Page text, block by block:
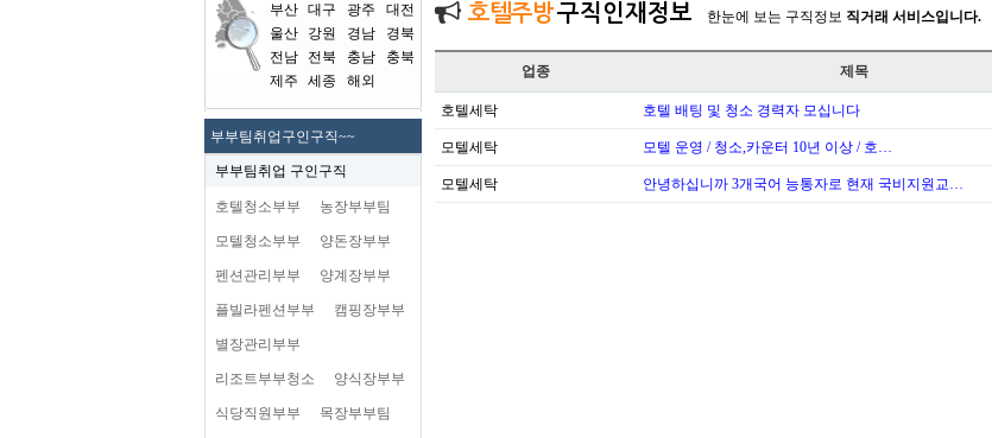
부산 대구 광주
대전
울산
강원 경남
경북
전남
전북 충남
충북
제주
세종 해외
부부팀취업구인구직~~
부부팀취업 구인구직
호텔청소부부 농장부부팀
모텔청소부부 양돈장부부
펜션관리부부 양계장부부
플빌라펜션부부 캠핑장부부
별장관리부부
리조트부부청소 양식장부부
식당직원부부 목장부부팀
호텔주방구직인재정보 한눈에 보는 구직정보 직거래 서비스입니다.
업종 제목
호텔세탁 호텔 배팅 및 청소 경력자 모십니다
모텔세탁 모텔 운영 / 청소,카운터 10년 이상 / 호…
모텔세탁 안녕하십니까 3개국어 능통자로 현재 국비지원교…